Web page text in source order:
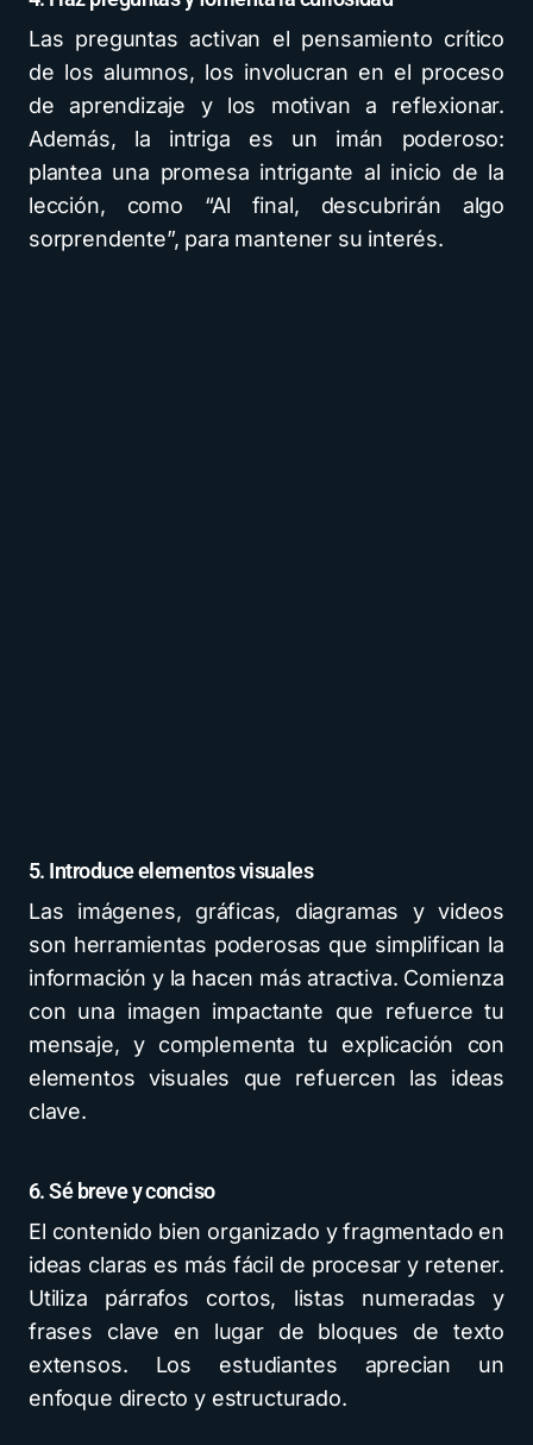
Las preguntas activan el pensamiento crítico
de los alumnos, los involucran en el proceso
de aprendizaje y los motivan a reflexionar.
Además, la intriga es un imán poderoso:
plantea una promesa intrigante al inicio de la
lección, como “Al final, descubrirán algo
sorprendente”, para mantener su interés.
5. Introduce elementos visuales
Las imágenes, gráficas, diagramas y videos
son herramientas poderosas que simplifican la
información y la hacen más atractiva. Comienza
con una imagen impactante que refuerce tu
mensaje, y complementa tu explicación con
elementos visuales que refuercen las ideas
clave.
6. Sé breve y conciso
El contenido bien organizado y fragmentado en
ideas claras es más fácil de procesar y retener.
Utiliza párrafos cortos, listas numeradas y
frases clave en lugar de bloques de texto
extensos. Los estudiantes aprecian un
enfoque directo y estructurado.